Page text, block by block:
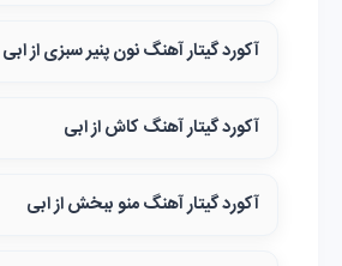
آکورد گیتار آهنگ نون پنیر سبزی از ابی
آکورد گیتار آهنگ کاش از ابی
آکورد گیتار آهنگ منو ببخش از ابی